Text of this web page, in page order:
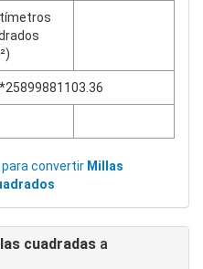
para convertir Millas
cuadradas a